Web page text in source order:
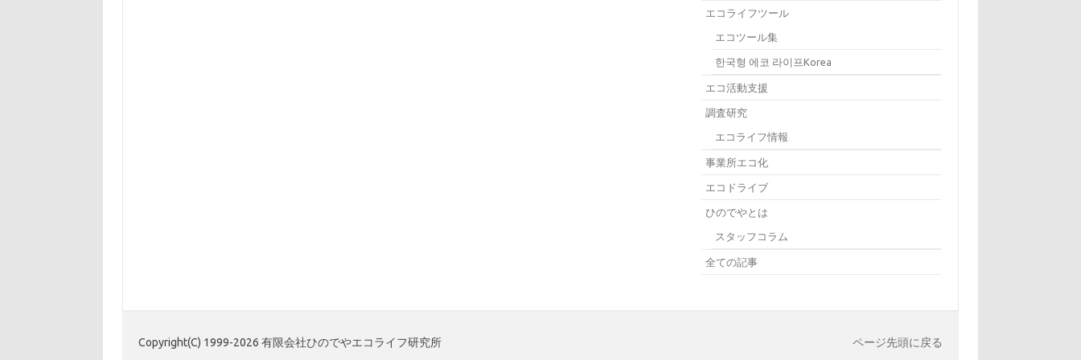
エコライフツール
エコツール集
한국형 에코 라이프Korea
エコ活動支援
調査研究
エコライフ情報
事業所エコ化
エコドライブ
ひのでやとは
スタッフコラム
全ての記事
Copyright(C) 1999-2026 有限会社ひのでやエコライフ研究所 ページ先頭に戻る